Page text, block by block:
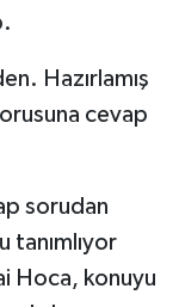
Hazırlamış
cevap
sorudan
tanımlıyor
Hoca, konuyu